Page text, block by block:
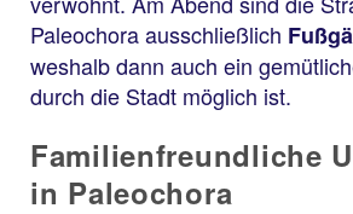
Paleochora ausschließlich
weshalb dann auch ein
durch die Stadt möglich ist.
Familienfreundliche
in Paleochora